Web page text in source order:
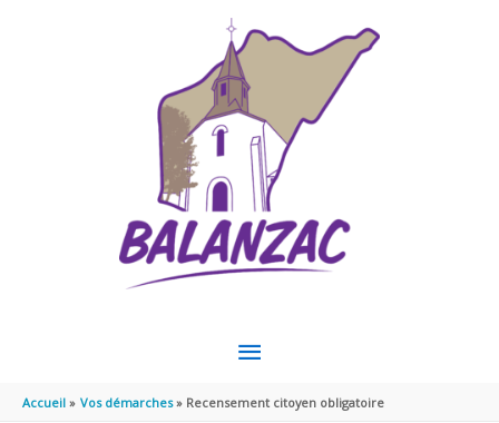
MENU
PRINCIPAL
Accueil Vos démarches Recensement citoyen obligatoire